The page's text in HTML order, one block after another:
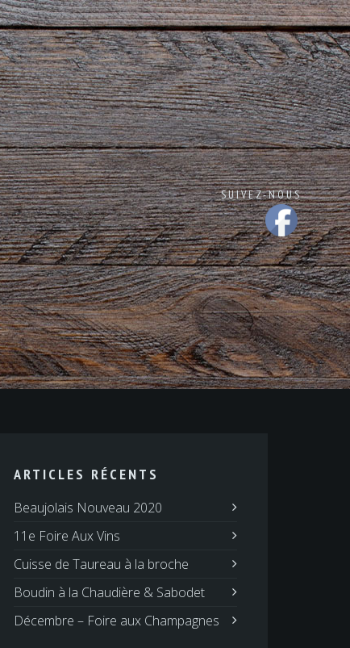
SUIVEZ-NOUS
ARTICLES RÉCENTS
Beaujolais Nouveau 2020
11e Foire Aux Vins
Cuisse de Taureau à la broche
Boudin à la Chaudière & Sabodet
Décembre – Foire aux Champagnes